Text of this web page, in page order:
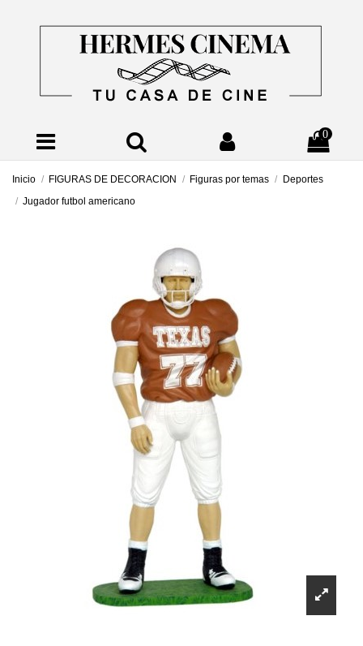
0
Inicio FIGURAS DE DECORACION Figuras por temas
Deportes
Jugador futbol americano